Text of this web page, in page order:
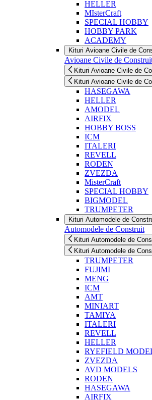
HELLER
MIsterCraft
SPECIAL HOBBY
HOBBY PARK
ACADEMY
Kituri Avioane Civile de
Avioane Civile de
Kituri Avioane Civile de
Kituri Avioane Civile de
HASEGAWA
HELLER
AMODEL
AIRFIX
HOBBY BOSS
ICM
ITALERI
REVELL
RODEN
ZVEZDA
MisterCraft
SPECIAL HOBBY
BIGMODEL
TRUMPETER
Kituri Automodele de
Automodele de Construit
Kituri Automodele de
Kituri Automodele de
TRUMPETER
FUJIMI
MENG
ICM
AMT
MINIART
TAMIYA
ITALERI
REVELL
HELLER
RYEFIELD
ZVEZDA
AVD MODELS
RODEN
HASEGAWA
AIRFIX